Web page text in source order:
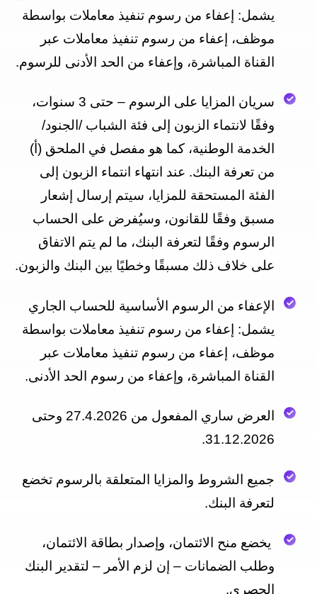
يشمل: إعفاء من رسوم تنفيذ معاملات بواسطة
موظف، إعفاء من رسوم تنفيذ معاملات عبر
القناة المباشرة، وإعفاء من الحد الأدنى للرسوم.
سريان المزايا على الرسوم – حتى 3 سنوات،
وفقًا لانتماء الزبون إلى فئة الشباب /الجنود/
الخدمة الوطنية، كما هو مفصل في الملحق (أ)
من تعرفة البنك. عند انتهاء انتماء الزبون إلى
الفئة المستحقة للمزايا، سيتم إرسال إشعار
مسبق وفقًا للقانون، وسيُفرض على الحساب
الرسوم وفقًا لتعرفة البنك، ما لم يتم الاتفاق
على خلاف ذلك مسبقًا وخطيًا بين البنك والزبون.
الإعفاء من الرسوم الأساسية للحساب الجاري
يشمل: إعفاء من رسوم تنفيذ معاملات بواسطة
موظف، إعفاء من رسوم تنفيذ معاملات عبر
القناة المباشرة، وإعفاء من رسوم الحد الأدنى.
العرض
ساري المفعول من 27.4.2026 وحتى
31.12.2026.
جميع الشروط والمزايا المتعلقة بالرسوم تخضع
لتعرفة البنك.
يخضع منح الائتمان، وإصدار بطاقة الائتمان،
وطلب الضمانات – إن لزم الأمر – لتقدير البنك
الحصري.